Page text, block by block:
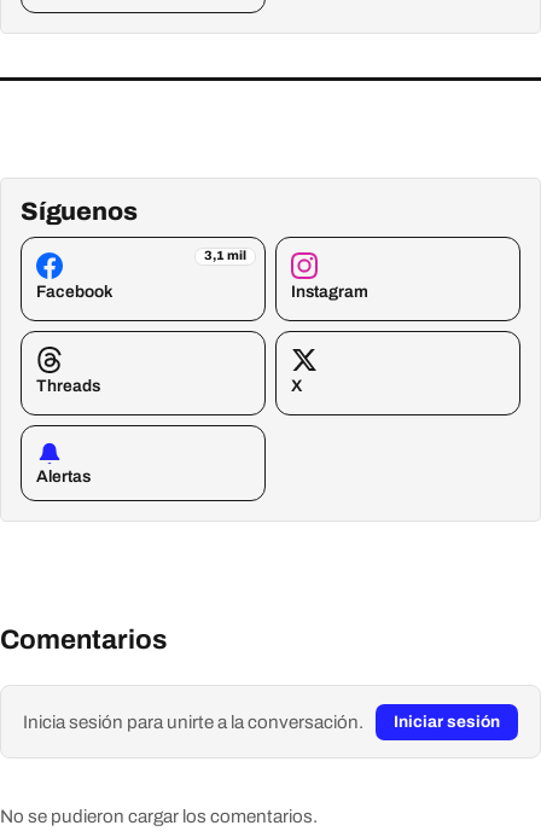
Síguenos
3,1 mil
Facebook Instagram
Threads X
Alertas
Comentarios
Inicia sesión para unirte a la conversación. Iniciar sesión
No se pudieron cargar los comentarios.